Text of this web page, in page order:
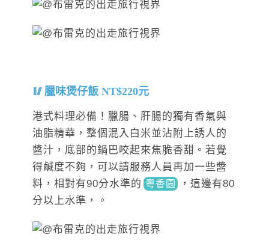
臘味煲仔飯 NT$220元
港式料理必備！臘腸、肝腸的獨有香氣與
油脂精華，整個混入白米並沾附上誘人的
醬汁，底部的鍋巴咬起來焦脆香甜。若覺
得鹹度不夠，可以請服務人員再加一些醬
料，相對有90分水準的 粵香園 ， 這邊有80
分以上水準，。